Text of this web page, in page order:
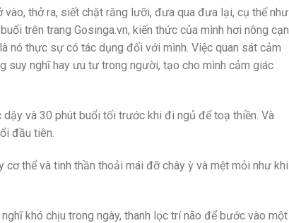
thở ra, siết chặt răng lưỡi, đưa qua đưa lại, cụ thể như
trên trang Gosinga.vn, kiến thức của mình hơi nông cạn
nó thực sự có tác dụng đối với mình. Việc quan sát cảm
suy nghĩ hay ưu tư trong người, tạo cho mình cảm giác
và 30 phút buổi tối trước khi đi ngủ để toạ thiền. Và
đầu tiên.
thể và tinh thần thoải mái đỡ chây ỳ và mệt mỏi như khi
khó chịu trong ngày, thanh lọc trí não để bước vào một